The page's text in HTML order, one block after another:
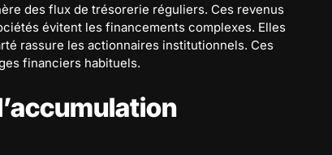
des flux de trésorerie réguliers. Ces revenus
évitent les financements complexes. Elles
rassure les actionnaires institutionnels. Ces
financiers habituels.